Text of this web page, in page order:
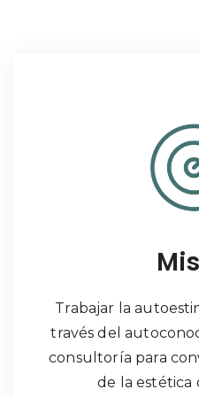
Trabajar la
través del
consultoría para
de la estética